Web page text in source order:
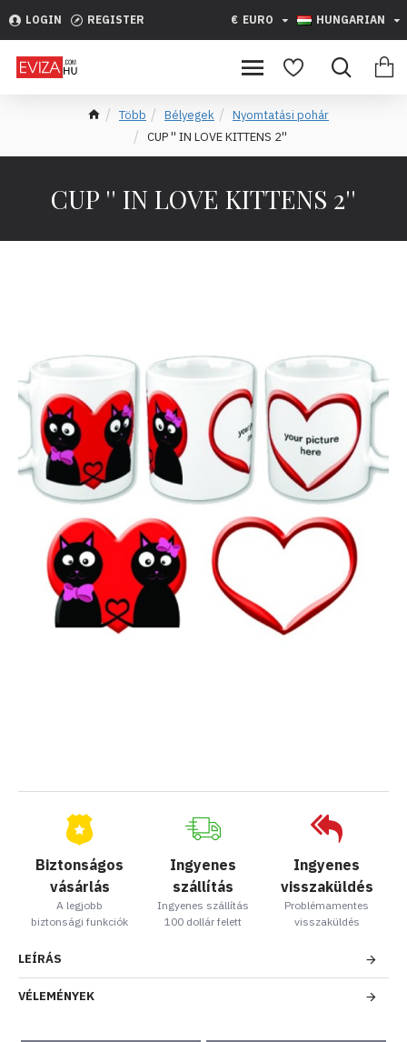
LOGIN REGISTER € EURO HUNGARIAN
Több Bélyegek
Nyomtatási pohár
CUP '' IN LOVE KITTENS 2''
CUP '' IN LOVE KITTENS 2''
Biztonságos
vásárlás
A legjobb
biztonsági funkciók
Ingyenes
szállítás
Ingyenes szállítás
100 dollár felett
Ingyenes
visszaküldés
Problémamentes
visszaküldés
LEÍRÁS
VÉLEMÉNYEK